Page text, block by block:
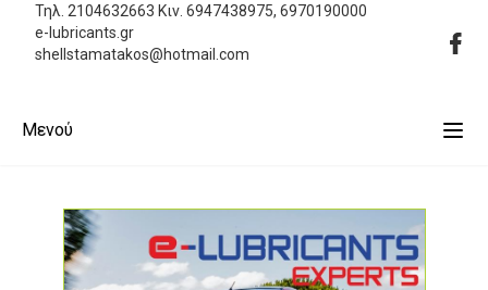
Τηλ. 2104632663 Κιν. 6947438975, 6970190000
e-lubricants.gr
shellstamatakos@hotmail.com
Μενού